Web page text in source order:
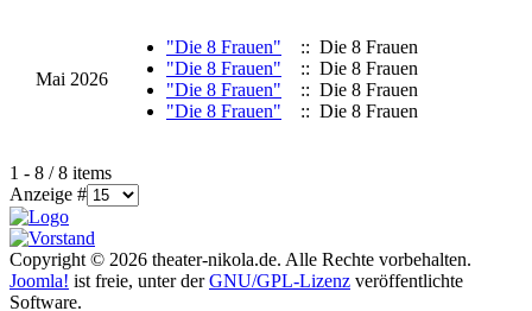
Mai 2026
"Die 8 Frauen"
:: Die 8 Frauen
"Die 8 Frauen"
:: Die 8 Frauen
"Die 8 Frauen"
:: Die 8 Frauen
"Die 8 Frauen"
:: Die 8 Frauen
Limite der Paginierungsliste
1 - 8 / 8 items
Anzeige #
Copyright © 2026 theater-nikola.de. Alle Rechte vorbehalten.
Joomla! ist freie, unter derGNU/GPL-Lizenz veröffentlichte
Software.